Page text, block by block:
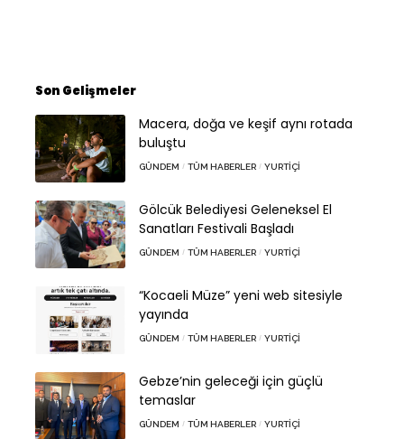
Son Gelişmeler
Macera, doğa ve keşif aynı rotada
buluştu
GÜNDEM TÜM HABERLER YURTIÇI
Gölcük Belediyesi Geleneksel El
Sanatları Festivali Başladı
GÜNDEM TÜM HABERLER YURTIÇI
“Kocaeli Müze” yeni web sitesiyle
yayında
GÜNDEM TÜM HABERLER YURTIÇI
Gebze’nin geleceği için güçlü
temaslar
GÜNDEM TÜM HABERLER YURTIÇI